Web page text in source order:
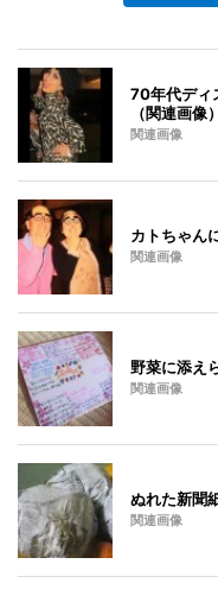
70年代ディ
（関連画像）
関連画像
カトちゃん
関連画像
野菜に添え
関連画像
ぬれた新聞
関連画像